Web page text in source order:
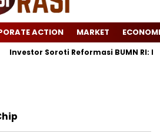
ACTION MARKET
Investor Soroti Reformasi BUMN RI: